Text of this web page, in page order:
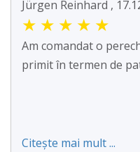
Jürgen Reinhard ,
★ ★ ★ ★ ★
Am comandat o
primit în termen de
Citește mai mult ...